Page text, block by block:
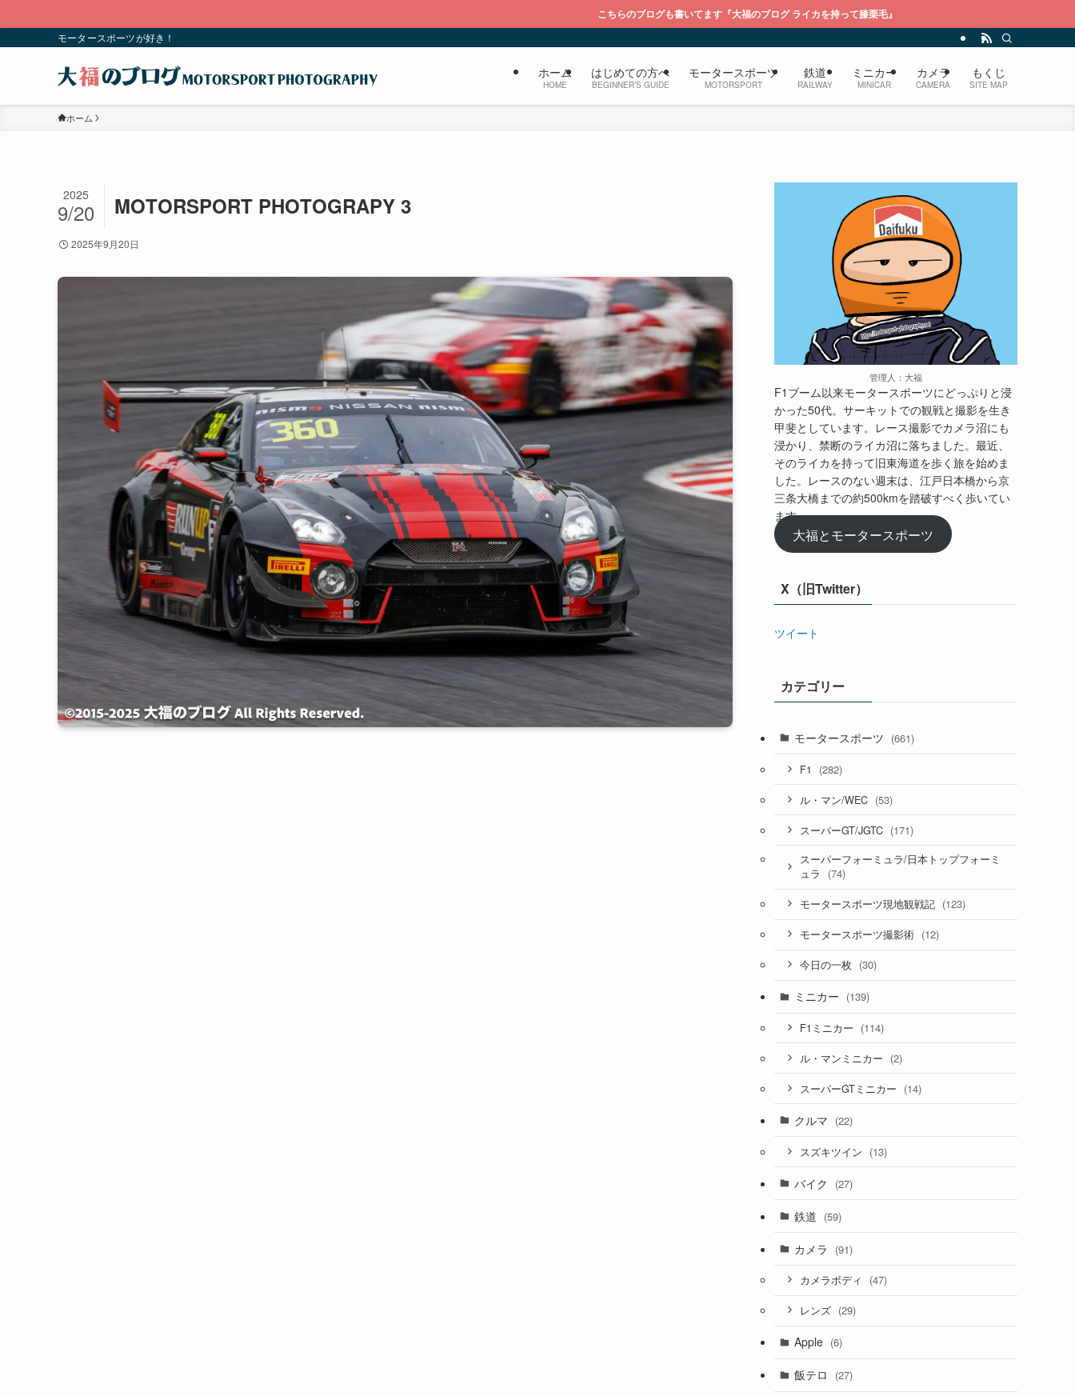
こちらのブログも書いてます『大福のブログ ライカを持って膝栗毛』
モータースポーツが好き！
ホーム
HOME
はじめての方へ
BEGINNER’S GUIDE
モータースポーツ
MOTORSPORT
鉄道
RAILWAY
ミニカー
MINICAR
カメラ
CAMERA
もくじ
SITE MAP
ホーム
MOTORSPORT PHOTOGRAPY 3
2025
9/20
2025年9月20日
管理人：大福
F1ブーム以来モータースポーツにどっぷりと浸
かった50代。サーキットでの観戦と撮影を生き
甲斐としています。レース撮影でカメラ沼にも
浸かり、禁断のライカ沼に落ちました。最近、
そのライカを持って旧東海道を歩く旅を始めま
した。レースのない週末は、江戸日本橋から京
三条大橋までの約500kmを踏破すべく歩いてい
ます。
大福とモータースポーツ
X（旧Twitter）
ツイート
カテゴリー
モータースポーツ (661)
F1 (282)
ル・マン/WEC (53)
スーパーGT/JGTC (171)
スーパーフォーミュラ/日本トップフォーミ
ュラ
(74)
モータースポーツ現地観戦記 (123)
モータースポーツ撮影術 (12)
今日の一枚 (30)
ミニカー (139)
F1ミニカー (114)
ル・マンミニカー (2)
スーパーGTミニカー (14)
クルマ (22)
スズキツイン (13)
バイク (27)
鉄道 (59)
カメラ (91)
カメラボディ (47)
レンズ (29)
Apple (6)
飯テロ (27)